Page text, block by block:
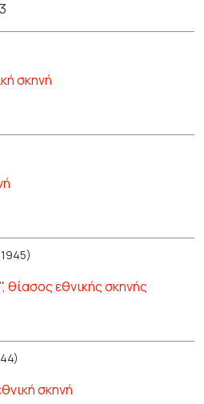
σκηνή
θίασος εθνικής σκηνής
σκηνή